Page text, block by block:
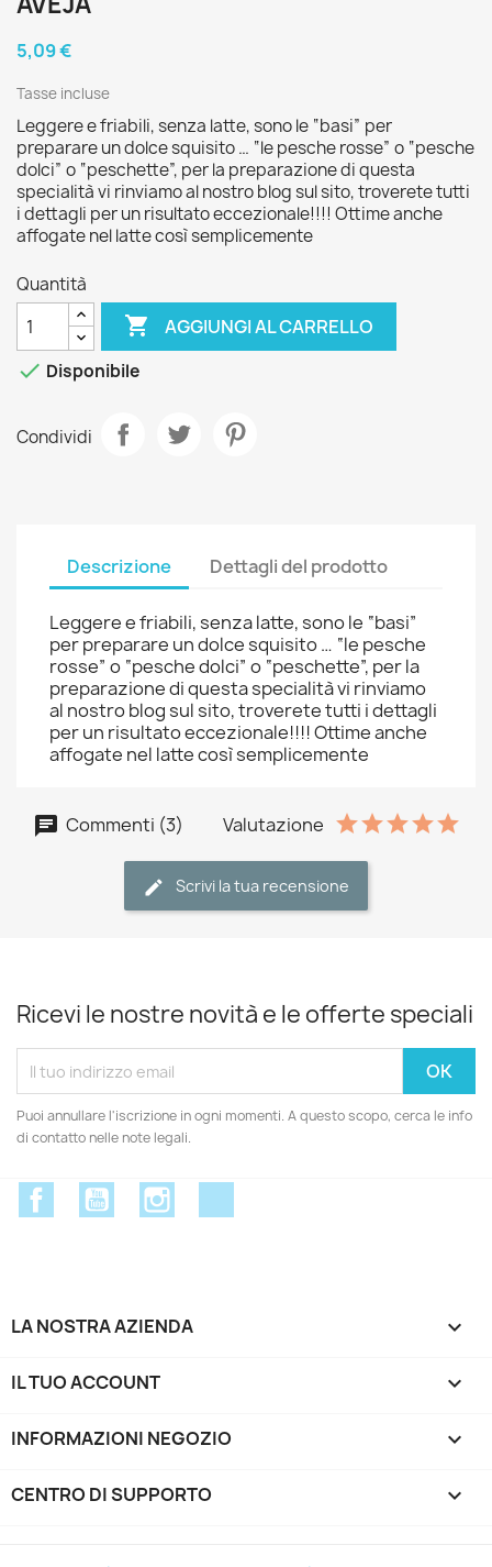
5,09 €
Tasse incluse
Leggere e friabili, senza latte, sono le “basi” per
preparare un dolce squisito … “le pesche rosse” o “pesche
dolci” o “peschette”, per la preparazione di questa
specialità vi rinviamo al nostro blog sul sito, troverete tutti
i dettagli per un risultato eccezionale!!!! Ottime anche
affogate nel latte così semplicemente
Quantità
 AGGIUNGI AL CARRELLO
 Disponibile
Condividi
Descrizione Dettagli del prodotto
Leggere e friabili, senza latte, sono le “basi”
per preparare un dolce squisito … “le pesche
rosse” o “pesche dolci” o “peschette”, per la
preparazione di questa specialità vi rinviamo
al nostro blog sul sito, troverete tutti i dettagli
per un risultato eccezionale!!!! Ottime anche
affogate nel latte così semplicemente
Commenti (3) Valutazione
Scrivi la tua recensione
Ricevi le nostre novità e le offerte speciali
Puoi annullare l'iscrizione in ogni momenti. A questo scopo, cerca le info
di contatto nelle note legali.
FacebookYouTube
LA NOSTRA AZIENDA 
IL TUO ACCOUNT 
INFORMAZIONI NEGOZIO keyboard_arrow_down
CENTRO DI SUPPORTO 